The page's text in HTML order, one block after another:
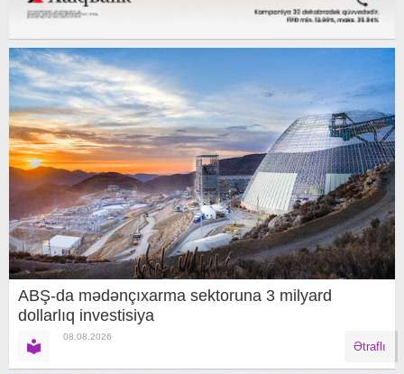
ABŞ-da mədənçıxarma sektoruna 3 milyard
dollarlıq investisiya
08.08.2026
Ətraflı